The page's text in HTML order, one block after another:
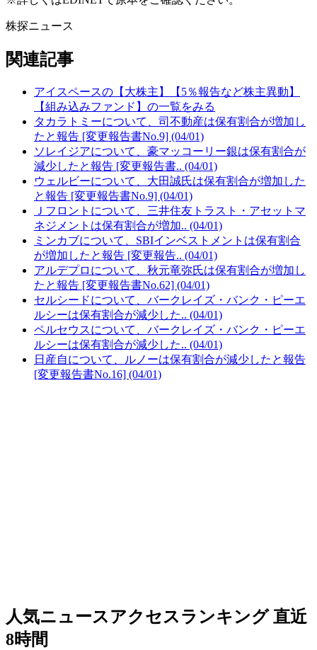
株探ニュース
関連記事
アイスペースの【大株主】【5％報告など株主異動】
【組み込みファンド】の一覧をみる
タカラトミーについて、司不動産は保有割合が増加し
たと報告 [変更報告書No.9] (04/01)
ソレイジアについて、豪マッコーリー銀は保有割合が
減少したと報告 [変更報告書.. (04/01)
ウェルビーについて、大田誠氏は保有割合が増加した
と報告 [変更報告書No.9] (04/01)
Ｊフロントについて、三井住友トラスト・アセットマ
ネジメントは保有割合が増加.. (04/01)
ミンカブについて、SBIインベストメントは保有割合
が増加したと報告 [変更報告.. (04/01)
アルデプロについて、秋元竜弥氏は保有割合が増加し
たと報告 [変更報告書No.62] (04/01)
セルシードについて、バークレイズ・バンク・ピーエ
ルシーは保有割合が減少した.. (04/01)
ペルセウスについて、バークレイズ・バンク・ピーエ
ルシーは保有割合が減少した.. (04/01)
日産自について、ルノーは保有割合が減少したと報告
[変更報告書No.16] (04/01)
人気ニュースアクセスランキング 直近
8時間